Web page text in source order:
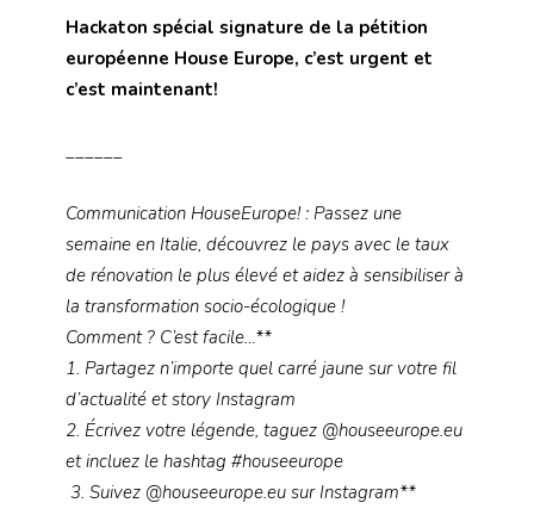
Hackaton spécial signature de la pétition
européenne House Europe, c’est urgent et
c’est maintenant!
Communication HouseEurope! : Passez une
semaine en Italie, découvrez le pays avec le taux
de rénovation le plus élevé et aidez à sensibiliser à
la transformation socio-écologique !
Comment ? C’est facile…**
1. Partagez n’importe quel carré jaune sur votre fil
d’actualité et story Instagram
2. Écrivez votre légende, taguez @houseeurope.eu
et incluez le hashtag #houseeurope
3. Suivez @houseeurope.eu sur Instagram**